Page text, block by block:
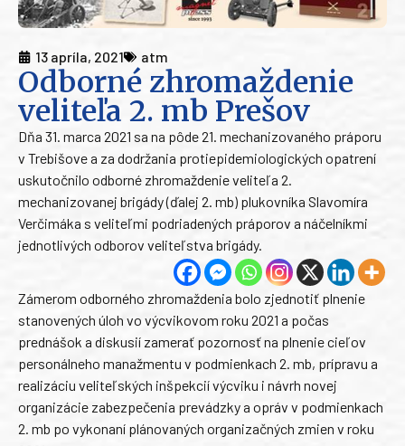
13 apríla, 2021 atm
Odborné zhromaždenie
veliteľa 2. mb Prešov
Dňa 31. marca 2021 sa na pôde 21. mechanizovaného práporu
v Trebišove a za dodržania protiepidemiologických opatrení
uskutočnilo odborné zhromaždenie veliteľa 2.
mechanizovanej brigády (ďalej 2. mb) plukovníka Slavomíra
Verčimáka s veliteľmi podriadených práporov a náčelníkmi
jednotlivých odborov veliteľstva brigády.
Zámerom odborného zhromaždenia bolo zjednotiť plnenie
stanovených úloh vo výcvikovom roku 2021 a počas
prednášok a diskusií zamerať pozornosť na plnenie cieľov
personálneho manažmentu v podmienkach 2. mb, prípravu a
realizáciu veliteľských inšpekcií výcviku i návrh novej
organizácie zabezpečenia prevádzky a opráv v podmienkach
2. mb po vykonaní plánovaných organizačných zmien v roku